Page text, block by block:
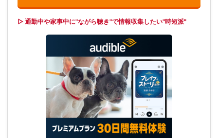
▷ 通勤中や家事中に"ながら聴き"で情報収集したい"時短派"